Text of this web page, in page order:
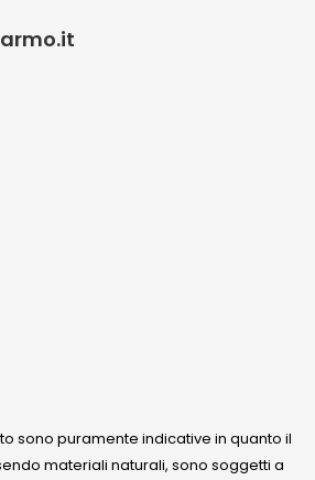
sono puramente indicative in quanto il
materiali naturali, sono soggetti a